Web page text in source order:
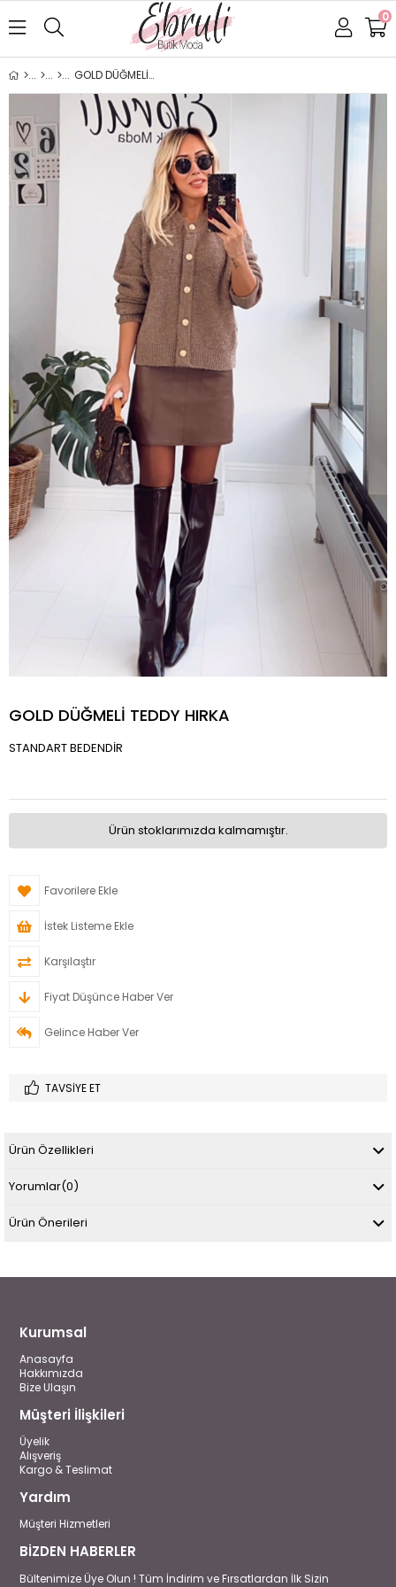
0
GOLD DÜĞMELİ TEDDY HIRKA
GOLD DÜĞMELİ TEDDY HIRKA
STANDART BEDENDİR
Ürün stoklarımızda kalmamıştır.
Favorilere Ekle
İstek Listeme Ekle
Karşılaştır
Fiyat Düşünce Haber Ver
Gelince Haber Ver
TAVSIYE ET
Ürün Özellikleri
Yorumlar(0)
Ürün Önerileri
Kurumsal
Anasayfa
Hakkımızda
Bize Ulaşın
Müşteri İlişkileri
Üyelik
Alışveriş
Kargo & Teslimat
Yardım
Müşteri Hizmetleri
BİZDEN HABERLER
Bültenimize Üye Olun ! Tüm İndirim ve Fırsatlardan İlk Sizin